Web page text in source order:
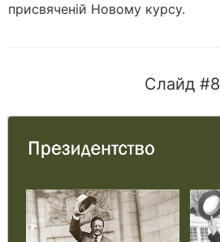
присвяченій Новому курсу.
Слайд #8